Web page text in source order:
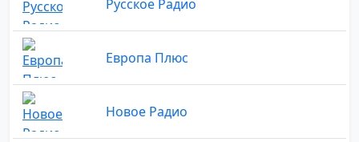
Русское Радио
Европа Плюс
Новое Радио